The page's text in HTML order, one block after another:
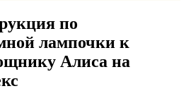
по
лампочки к
Алиса на